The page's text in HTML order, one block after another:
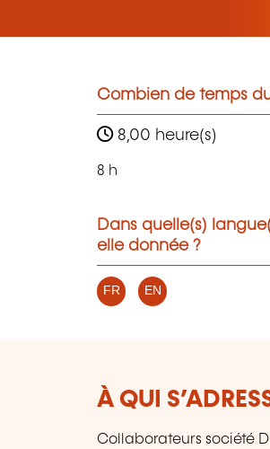
Combien de temps
8,00 heure(s)
8 h
Dans quelle(s)
elle donnée ?
FR EN
À QUI
Collaborateurs société